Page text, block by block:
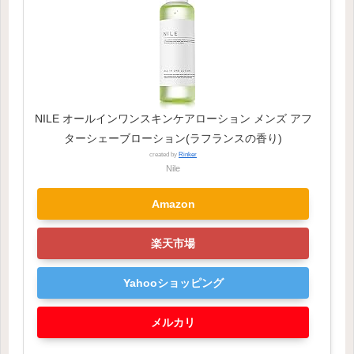
NILE オールインワンスキンケアローション メンズ アフ
ターシェーブローション(ラフランスの香り)
created by Rinker
Nile
Amazon
楽天市場
Yahooショッピング
メルカリ